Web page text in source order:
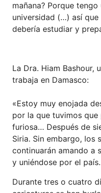
mañana? Porque
universidad (…) así
debería estudiar y
La Dra. Hiam Bashour,
trabaja en Damasco:
«Estoy muy enojada
por la que tuvimos
furiosa… Después de
Siria. Sin embargo, los
continuarán amando a
y uniéndose por el país.
Durante tres o cuatro